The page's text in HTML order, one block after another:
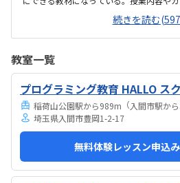
ないので子供の話だが、積極的に講師が
プログラミングで作ったものを発表する
いみたい。駅からは徒歩ですぐ来れる距
は路上駐車になります。駐輪スペースはあ
なら行けると思います。奥の方まで覗い
からないが、入り口や教室の内装は奇麗だ
すい感じがします。ひとそれぞれになって
続きを読む
教室一覧
プログラミング教育 HALLO ス
稲荷山公園駅から989m （入間市駅か
埼玉県入間市豊岡1-2-17
無料体験レッスン申込